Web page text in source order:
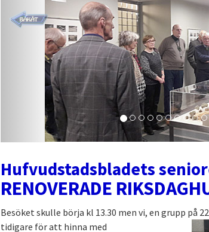
Hufvudstadsbladets
RENOVERADE
Besöket skulle börja kl 13.30 men vi, en grupp på
tidigare för att hinna med